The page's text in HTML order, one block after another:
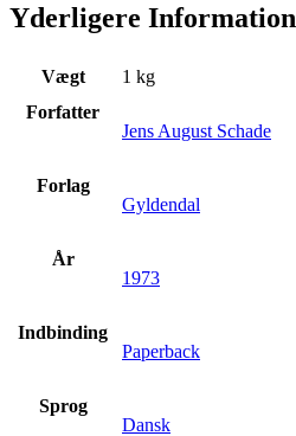
Yderligere Information
Vægt
1 kg
Forfatter
Jens August Schade
Forlag
Gyldendal
År
1973
Indbinding
Paperback
Sprog
Dansk